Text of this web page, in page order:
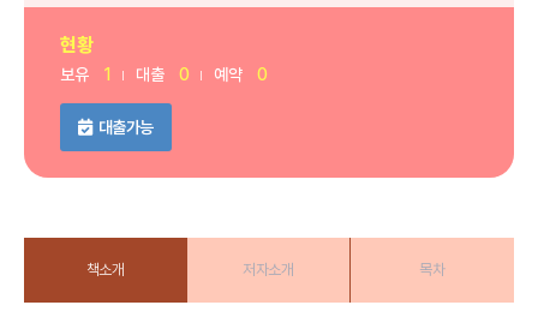
현황
보유 1 대출 0 예약 0
대출가능
책소개 저자소개 목차